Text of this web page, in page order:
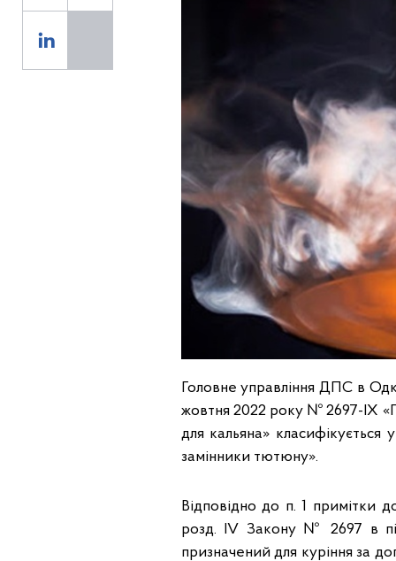
Головне управління ДПС в
жовтня 2022 року № 2697-IX
для кальяна» класифікується
замінники тютюну».
Відповідно до п. 1 примітки
розд. IV Закону № 2697 в
призначений для куріння за